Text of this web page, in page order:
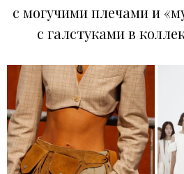
с могучими плечами и
с галстуками в